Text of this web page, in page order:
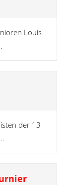
Louis
der 13